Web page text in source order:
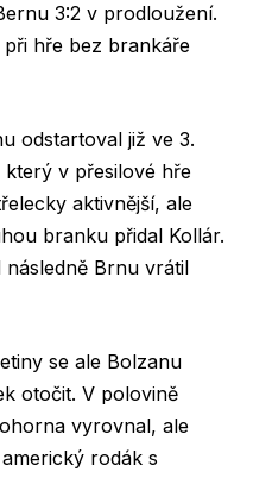
3:2 v prodloužení.
hře bez brankáře
odstartoval již ve 3.
který v přesilové hře
aktivnější, ale
branku přidal Kollár.
následně Brnu vrátil
se ale Bolzanu
otočit. V polovině
vyrovnal, ale
rodák s